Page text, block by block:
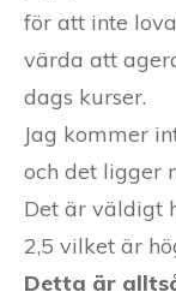
för att inte
värda att
dags kurser.
Jag kommer
och det ligger
Det är väldigt
2,5 vilket är
Detta är